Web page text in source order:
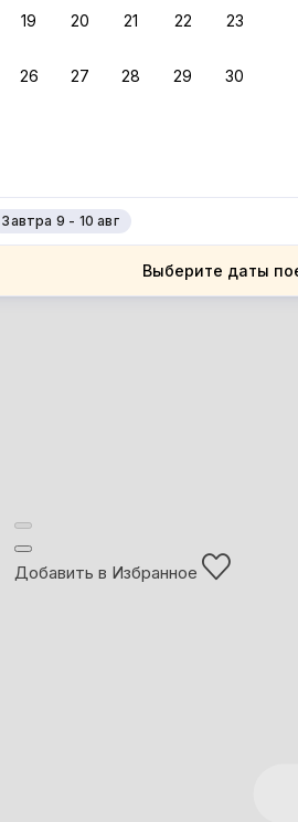
19 20 21 22 23
26 27 28 29 30
Завтра 9 - 10 авг
Выберите даты
Суперхозяин
Добавить в Избранное